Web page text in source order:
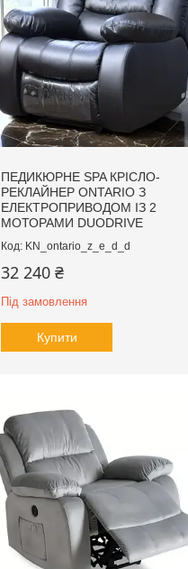
ПЕДИКЮРНЕ SPA КРІСЛО-
РЕКЛАЙНЕР ONTARIO З
ЕЛЕКТРОПРИВОДОМ ІЗ 2
МОТОРАМИ DUODRIVE
KN_ontario_z_e_d_d
32 240 ₴
Під замовлення
Купити